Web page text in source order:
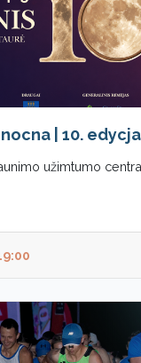
| 10.
užimtumo